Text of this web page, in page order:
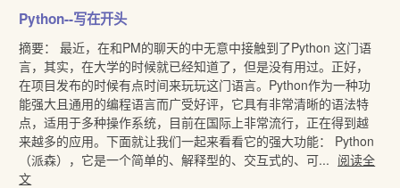
Python--写在开头
摘要： 最近，在和PM的聊天的中无意中接触到了Python 这门语
言，其实，在大学的时候就已经知道了，但是没有用过。正好，
在项目发布的时候有点时间来玩玩这门语言。Python作为一种功
能强大且通用的编程语言而广受好评，它具有非常清晰的语法特
点，适用于多种操作系统，目前在国际上非常流行，正在得到越
来越多的应用。下面就让我们一起来看看它的强大功能： Python
（派森），它是一个简单的、解释型的、交互式的、可... 阅读全
文